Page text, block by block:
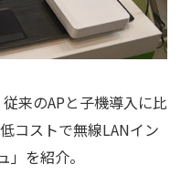
来のAPと子機導入に比
コストで無線LANイン
を紹介。